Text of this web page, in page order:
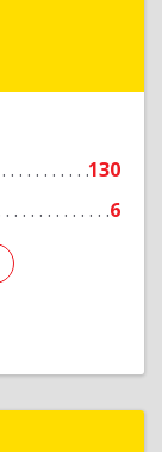
130
6
Уральский